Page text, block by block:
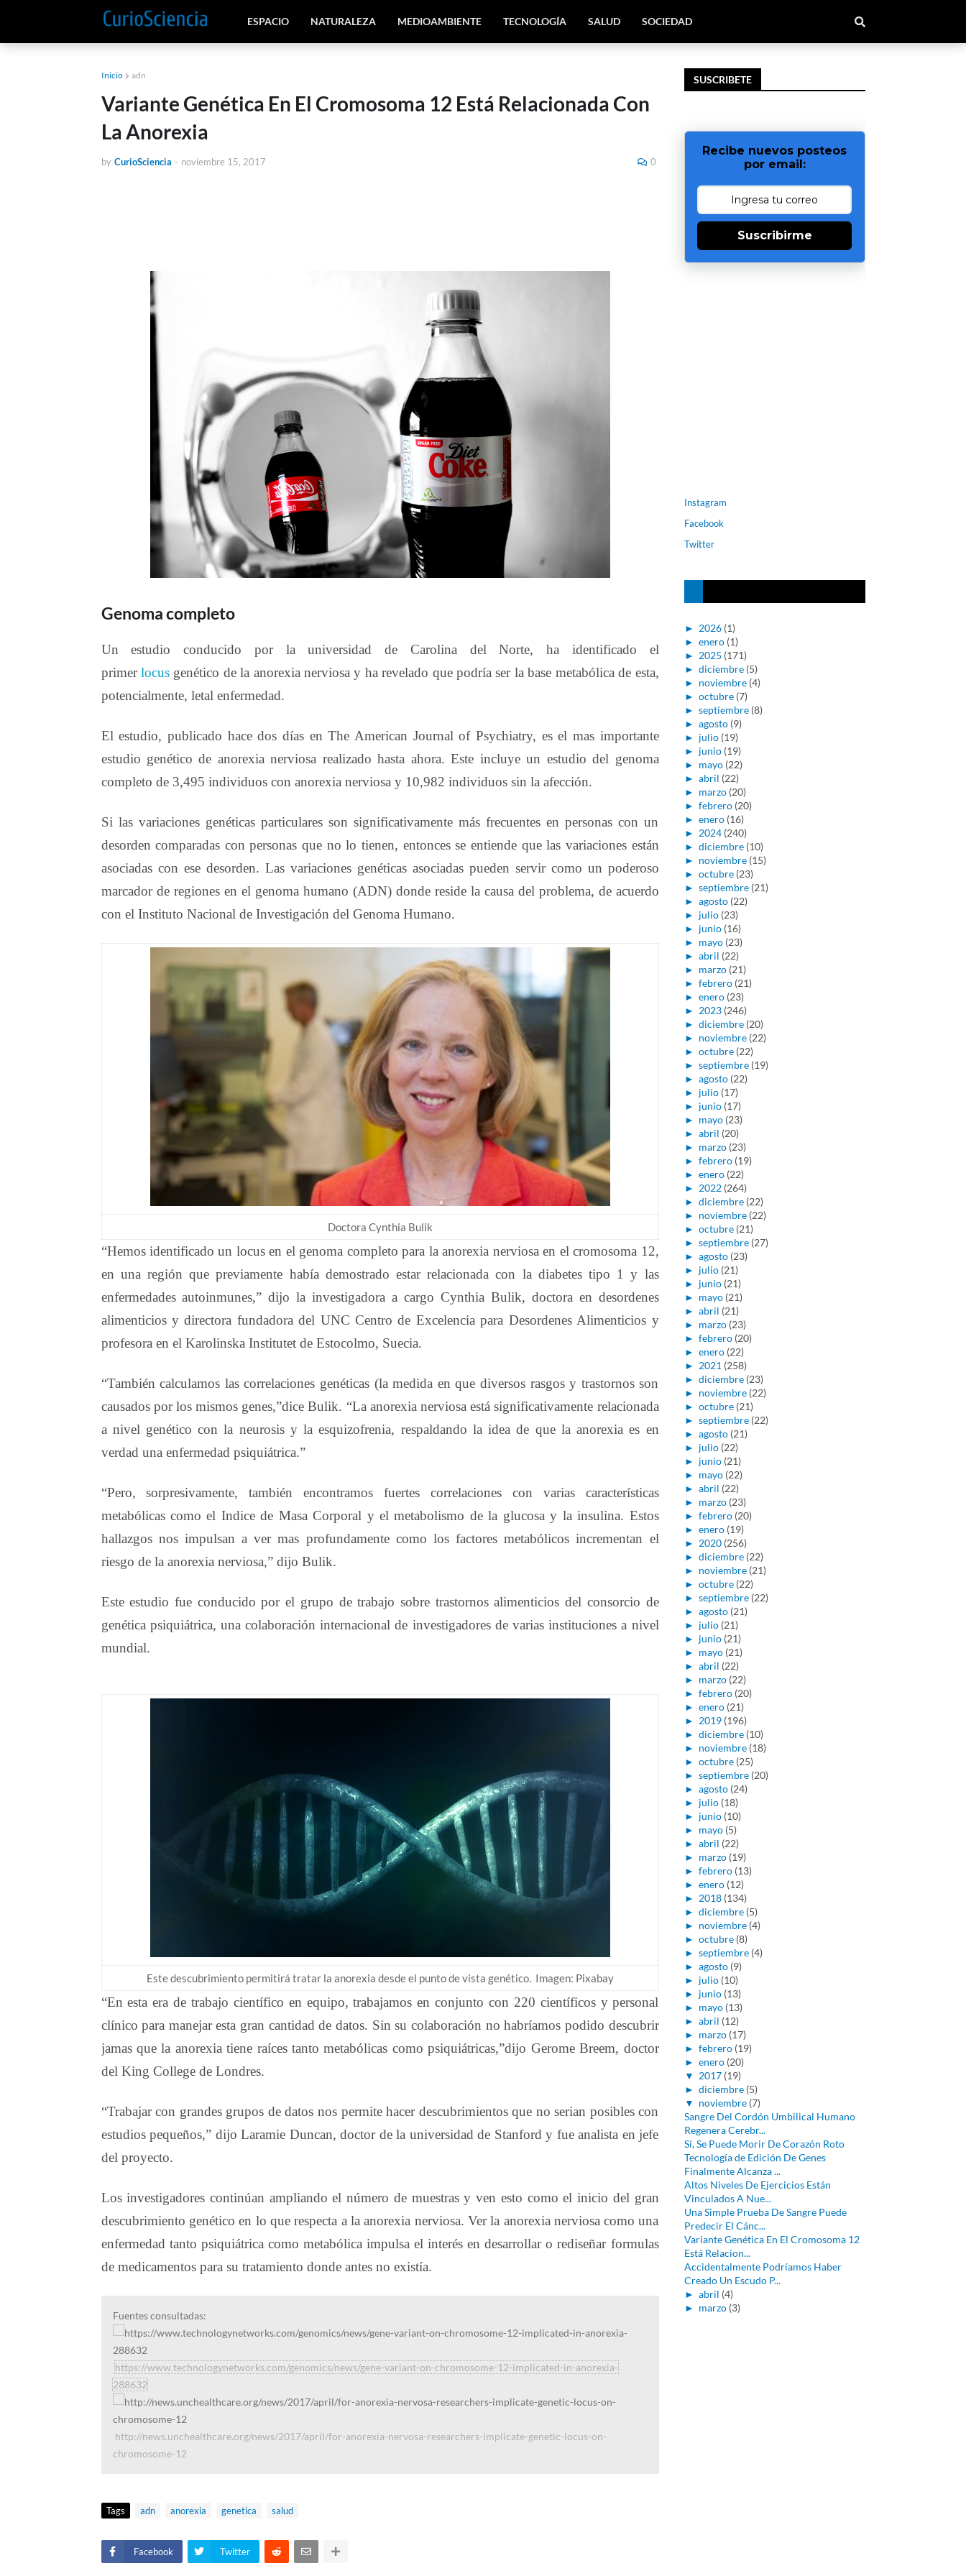
ESPACIO NATURALEZA MEDIOAMBIENTE TECNOLOGÍA SALUD SOCIEDAD
Inicio adn
Variante Genética En El Cromosoma 12 Está Relacionada Con
La Anorexia
by CurioSciencia - noviembre 15, 2017 0
Genoma completo
Un estudio conducido por la universidad de Carolina del Norte, ha identificado el
primerlocusgenético de la anorexia nerviosa y ha revelado que podría ser la base metabólica de esta,
potencialmente, letal enfermedad.
El estudio, publicado hace dos días en The American Journal of Psychiatry, es el mas importante
estudio genético de anorexia nerviosa realizado hasta ahora. Este incluye un estudio del genoma
completo de 3,495 individuos con anorexia nerviosa y 10,982 individuos sin la afección.
Si las variaciones genéticas particulares son significativamente más frecuentes en personas con un
desorden comparadas con personas que no lo tienen, entonces se entiende que las variaciones están
asociadas con ese desorden. Las variaciones genéticas asociadas pueden servir como un poderoso
marcador de regiones en el genoma humano (ADN) donde reside la causa del problema, de acuerdo
con el Instituto Nacional de Investigación del Genoma Humano.
Doctora Cynthia Bulik
“Hemos identificado un locus en el genoma completo para la anorexia nerviosa en el cromosoma 12,
en una región que previamente había demostrado estar relacionada con la diabetes tipo 1 y las
enfermedades autoinmunes,” dijo la investigadora a cargo Cynthia Bulik, doctora en desordenes
alimenticios y directora fundadora del UNC Centro de Excelencia para Desordenes Alimenticios y
profesora en el Karolinska Institutet de Estocolmo, Suecia.
“También calculamos las correlaciones genéticas (la medida en que diversos rasgos y trastornos son
causados por los mismos genes,”dice Bulik. “La anorexia nerviosa está significativamente relacionada
a nivel genético con la neurosis y la esquizofrenia, respaldando la idea de que la anorexia es en
verdad una enfermedad psiquiátrica.”
“Pero, sorpresivamente, también encontramos fuertes correlaciones con varias características
metabólicas como el Indice de Masa Corporal y el metabolismo de la glucosa y la insulina. Estos
hallazgos nos impulsan a ver mas profundamente como los factores metabólicos incrementan el
riesgo de la anorexia nerviosa,” dijo Bulik.
Este estudio fue conducido por el grupo de trabajo sobre trastornos alimenticios del consorcio de
genética psiquiátrica, una colaboración internacional de investigadores de varias instituciones a nivel
mundial.
Este descubrimiento permitirá tratar la anorexia desde el punto de vista genético. Imagen: Pixabay
“En esta era de trabajo científico en equipo, trabajamos en conjunto con 220 científicos y personal
clínico para manejar esta gran cantidad de datos. Sin su colaboración no habríamos podido descubrir
jamas que la anorexia tiene raíces tanto metabólicas como psiquiátricas,”dijo Gerome Breem, doctor
del King College de Londres.
“Trabajar con grandes grupos de datos nos permite hacer descubrimientos que no serian posibles con
estudios pequeños,” dijo Laramie Duncan, doctor de la universidad de Stanford y fue analista en jefe
del proyecto.
Los investigadores continúan ampliando el número de muestras y ven esto como el inicio del gran
descubrimiento genético en lo que respecta a la anorexia nerviosa. Ver la anorexia nerviosa como una
enfermedad tanto psiquiátrica como metabólica impulsa el interés en desarrollar o rediseñar formulas
de medicamentos para su tratamiento donde antes no existía.
Fuentes consultadas:
https://www.technologynetworks.com/genomics/news/gene-variant-on-chromosome-12-implicated-in-anorexia-
288632
http://news.unchealthcare.org/news/2017/april/for-anorexia-nervosa-researchers-implicate-genetic-locus-on-
chromosome-12
Tags adn anorexia genetica salud
Facebook Twitter
SUSCRIBETE
Recibe nuevos posteos
por email:
Suscribirme
Instagram
Facebook
Twitter
► 2026 (1)
► enero (1)
► 2025 (171)
► diciembre (5)
► noviembre (4)
► octubre (7)
► septiembre (8)
► agosto (9)
► julio (19)
► junio (19)
► mayo (22)
► abril (22)
► marzo (20)
► febrero (20)
► enero (16)
► 2024 (240)
► diciembre (10)
► noviembre (15)
► octubre (23)
► septiembre (21)
► agosto (22)
► julio (23)
► junio (16)
► mayo (23)
► abril (22)
► marzo (21)
► febrero (21)
► enero (23)
► 2023 (246)
► diciembre (20)
► noviembre (22)
► octubre (22)
► septiembre (19)
► agosto (22)
► julio (17)
► junio (17)
► mayo (23)
► abril (20)
► marzo (23)
► febrero (19)
► enero (22)
► 2022 (264)
► diciembre (22)
► noviembre (22)
► octubre (21)
► septiembre (27)
► agosto (23)
► julio (21)
► junio (21)
► mayo (21)
► abril (21)
► marzo (23)
► febrero (20)
► enero (22)
► 2021 (258)
► diciembre (23)
► noviembre (22)
► octubre (21)
► septiembre (22)
► agosto (21)
► julio (22)
► junio (21)
► mayo (22)
► abril (22)
► marzo (23)
► febrero (20)
► enero (19)
► 2020 (256)
► diciembre (22)
► noviembre (21)
► octubre (22)
► septiembre (22)
► agosto (21)
► julio (21)
► junio (21)
► mayo (21)
► abril (22)
► marzo (22)
► febrero (20)
► enero (21)
► 2019 (196)
► diciembre (10)
► noviembre (18)
► octubre (25)
► septiembre (20)
► agosto (24)
► julio (18)
► junio (10)
► mayo (5)
► abril (22)
► marzo (19)
► febrero (13)
► enero (12)
► 2018 (134)
► diciembre (5)
► noviembre (4)
► octubre (8)
► septiembre (4)
► agosto (9)
► julio (10)
► junio (13)
► mayo (13)
► abril (12)
► marzo (17)
► febrero (19)
► enero (20)
▼ 2017 (19)
► diciembre (5)
▼ noviembre (7)
Sangre Del Cordón Umbilical Humano
Regenera Cerebr...
Sí, Se Puede Morir De Corazón Roto
Tecnología de Edición De Genes
Finalmente Alcanza ...
Altos Niveles De Ejercicios Están
Vinculados A Nue...
Una Simple Prueba De Sangre Puede
Predecir El Cánc...
Variante Genética En El Cromosoma 12
Está Relacion...
Accidentalmente Podríamos Haber
Creado Un Escudo P...
► abril (4)
► marzo (3)